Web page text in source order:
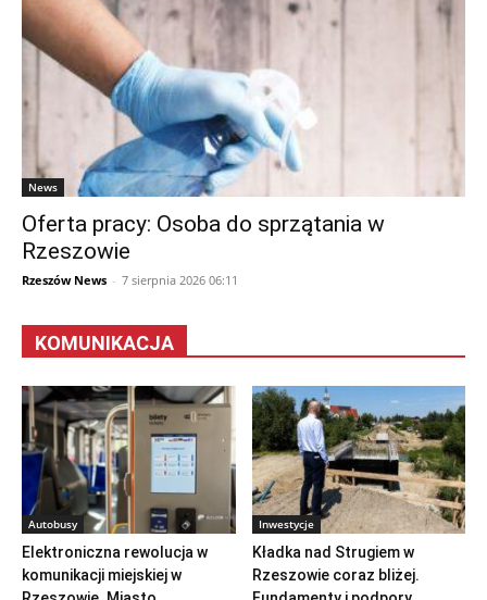
News
Oferta pracy: Osoba do sprzątania w
Rzeszowie
Rzeszów News - 7 sierpnia 2026 06:11
KOMUNIKACJA
Autobusy
Elektroniczna rewolucja w
komunikacji miejskiej w
Inwestycje
Kładka nad Strugiem w
Rzeszowie coraz bliżej.